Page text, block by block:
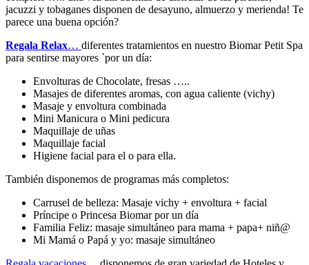
jacuzzi y tobaganes disponen de desayuno, almuerzo y merienda! Te
parece una buena opción?
Regala Relax… diferentes tratamientos en nuestro Biomar Petit Spa
para sentirse mayores `por un día:
Envolturas de Chocolate, fresas …..
Masajes de diferentes aromas, con agua caliente (vichy)
Masaje y envoltura combinada
Mini Manicura o Mini pedicura
Maquillaje de uñas
Maquillaje facial
Higiene facial para el o para ella.
También disponemos de programas más completos:
Carrusel de belleza: Masaje vichy + envoltura + facial
Príncipe o Princesa Biomar por un día
Familia Feliz: masaje simultáneo para mama + papa+ niñ@
Mi Mamá o Papá y yo: masaje simultáneo